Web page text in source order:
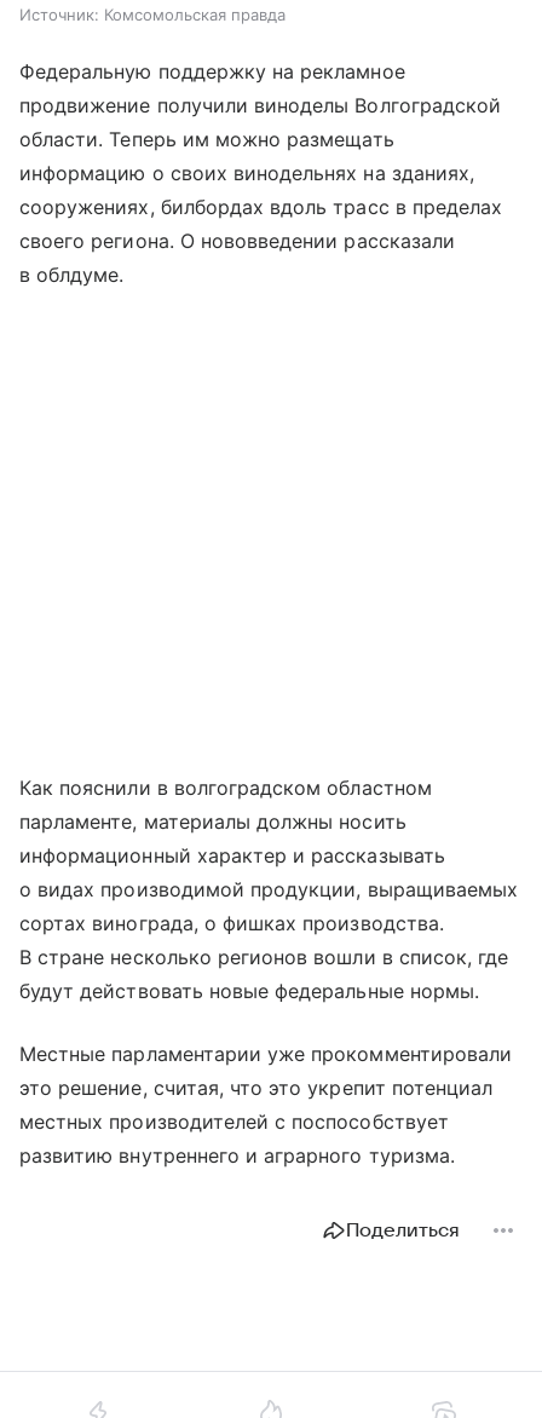
Источник: Комсомольская правда
Федеральную поддержку на рекламное
продвижение получили виноделы Волгоградской
области. Теперь им можно размещать
информацию о своих винодельнях на зданиях,
сооружениях, билбордах вдоль трасс в пределах
своего региона. О нововведении рассказали
в облдуме.
Как пояснили в волгоградском областном
парламенте, материалы должны носить
информационный характер и рассказывать
о видах производимой продукции, выращиваемых
сортах винограда, о фишках производства.
В стране несколько регионов вошли в список, где
будут действовать новые федеральные нормы.
Местные парламентарии уже прокомментировали
это решение, считая, что это укрепит потенциал
местных производителей с поспособствует
развитию внутреннего и аграрного туризма.
Поделиться